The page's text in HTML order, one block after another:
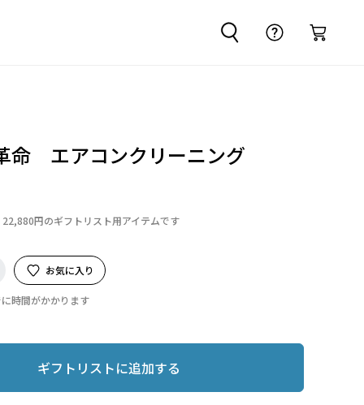
命 エアコンクリーニング
22,880円のギフトリスト用アイテムです
お気に入り
時間がかかります
ギフトリストに追加する